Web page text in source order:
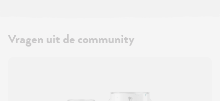
Vragen uit de community